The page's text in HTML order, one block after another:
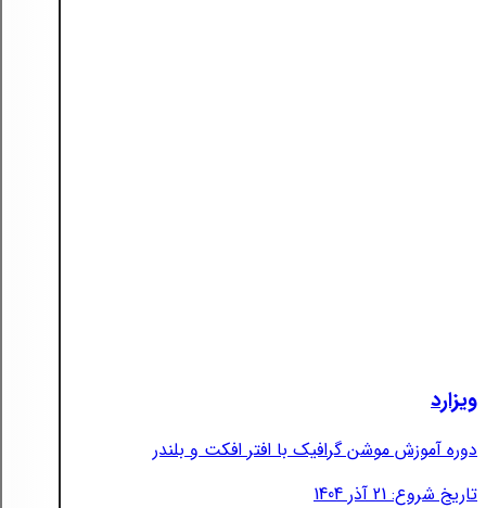
ویزارد
دوره آموزش موشن گرافیک با افتر افکت و بلندر
تاریخ شروع: 21 آذر 1404